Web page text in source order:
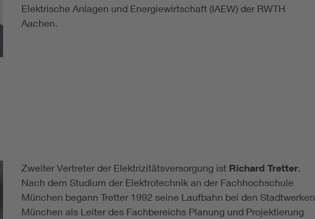
Elektrische Anlagen und Energiewirtschaft (IAEW) der RWTH
Aachen.
Zweiter Vertreter der Elektrizitätsversorgung ist Richard Tretter.
Nach dem Studium der Elektrotechnik an der Fachhochschule
München begann Tretter 1992 seine Laufbahn bei den Stadtwerken
München als Leiter des Fachbereichs Planung und Projektierung